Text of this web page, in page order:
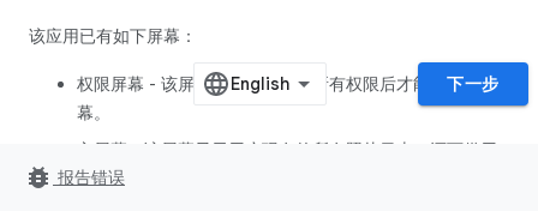
该应用已有如下屏幕：
权限屏幕 - 该屏幕要求用户授予所有权限后才能转到主屏
幕。
主屏幕 - 该屏幕显示用户现有的所有照片日志，还可供用
户添加新的照片日志。
下一步
bug_report 报告错误